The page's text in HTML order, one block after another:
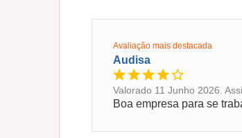
Avaliação mais destacada
Audisa
Valorado 11 Junho 2026.
Boa empresa para se